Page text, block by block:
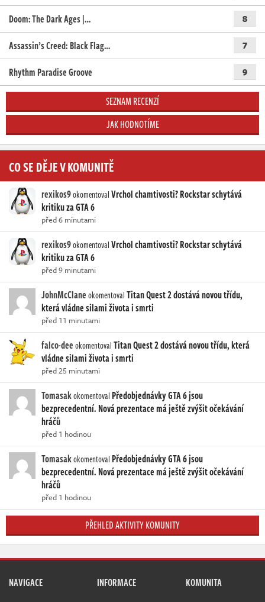
Doom: The Dark Ages |… 8
Assassin’s Creed: Black Flag… 7
Rhythm Paradise Groove 9
SEZNAM RECENZÍ
JAK HODNOTÍME
CO SE DĚJE V KOMUNITĚ
rexikos9okomentovalVrchol chamtivosti? Rockstar schytává
kritiku za GTA 6
před 6 minutami
rexikos9okomentovalVrchol chamtivosti? Rockstar schytává
kritiku za GTA 6
před 9 minutami
JohnMcClaneokomentovalTitan Quest 2 dostává novou třídu,
která vládne silami života i smrti
před 11 minutami
falco-deeokomentovalTitan Quest 2 dostává novou třídu, která
vládne silami života i smrti
před 25 minutami
Tomasakokomentoval Předobjednávky GTA 6 jsou
bezprecedentní. Nová prezentace má ještě zvýšit očekávání
hráčů
před 1 hodinou
Tomasakokomentoval Předobjednávky GTA 6 jsou
bezprecedentní. Nová prezentace má ještě zvýšit očekávání
hráčů
před 1 hodinou
PŘEHLED AKTIVITY KOMUNITY
NAVIGACE INFORMACE KOMUNITA